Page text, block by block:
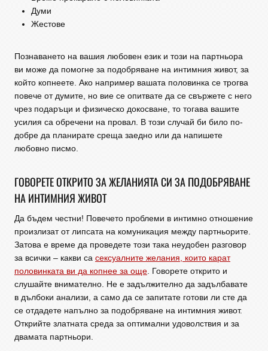
Думи
Жестове
Познаването на вашия любовен език и този на партньора
ви може да помогне за подобряване на интимния живот, за
който копнеете. Ако например вашата половинка се трогва
повече от думите, но вие се опитвате да се свържете с него
чрез подаръци и физическо докосване, то тогава вашите
усилия са обречени на провал. В този случай би било по-
добре да планирате среща заедно или да напишете
любовно писмо.
ГОВОРЕТЕ ОТКРИТО ЗА ЖЕЛАНИЯТА СИ ЗА ПОДОБРЯВАНЕ
НА ИНТИМНИЯ ЖИВОТ
Да бъдем честни! Повечето проблеми в интимно отношение
произлизат от липсата на комуникация между партньорите.
Затова е време да проведете този така неудобен разговор
за всички – какви са сексуалните желания, които карат
половинката ви да копнее за още. Говорете открито и
слушайте внимателно. Не е задължително да задълбавате
в дълбоки анализи, а само да се запитате готови ли сте да
се отдадете напълно за подобряване на интимния живот.
Открийте златната среда за оптимални удоволствия и за
двамата партньори.